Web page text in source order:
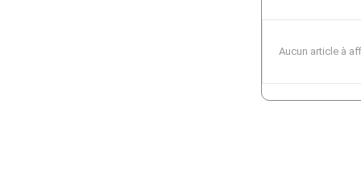
Aucun article à